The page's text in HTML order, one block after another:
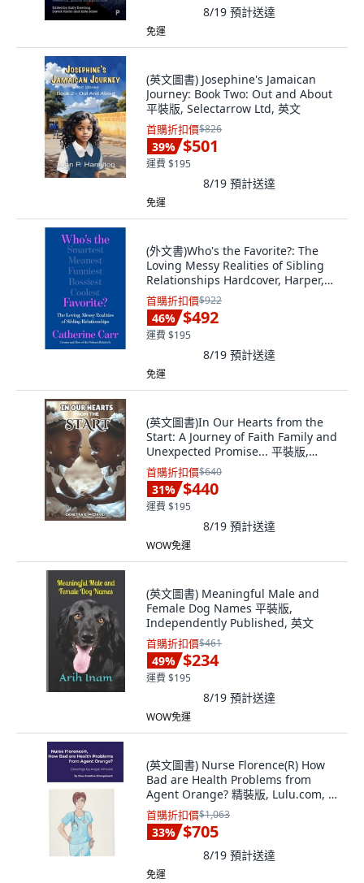
8/19 預計送達
免運
(英文圖書) Josephine's Jamaican
Journey: Book Two: Out and About
平裝版, Selectarrow Ltd, 英文
首購折扣價$826
39% $501
運費 $195
8/19 預計送達
免運
(外文書)Who's the Favorite?: The
Loving Messy Realities of Sibling
Relationships Hardcover, Harper,
English
首購折扣價$922
46% $492
運費 $195
8/19 預計送達
免運
(英文圖書)In Our Hearts from the
Start: A Journey of Faith Family and
Unexpected Promise... 平裝版,
Independently Published, 英文
首購折扣價$640
31% $440
運費 $195
8/19 預計送達
WOW免運
(英文圖書) Meaningful Male and
Female Dog Names 平裝版,
Independently Published, 英文
首購折扣價$461
49% $234
運費 $195
8/19 預計送達
WOW免運
(英文圖書) Nurse Florence(R) How
Bad are Health Problems from
Agent Orange? 精裝版, Lulu.com, 英
文
首購折扣價$1,063
33% $705
8/19 預計送達
免運